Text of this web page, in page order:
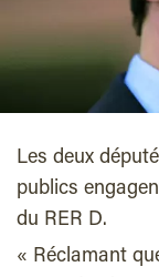
Les deux
publics
du RER D.
« Réclamant